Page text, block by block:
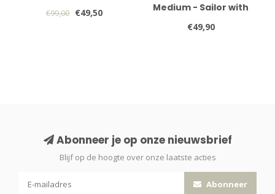
€99,00 €49,50
Medium - Sailor with
Stripes
€49,90
Abonneer je op onze nieuwsbrief
Blijf op de hoogte over onze laatste acties
Abonneer